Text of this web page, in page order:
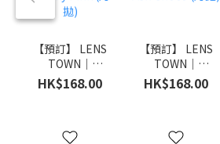
【預訂】 LENS
TOWN｜
Romantea
Smoky Pink
HK$168.00
【預訂】 LENS
TOWN｜
Romantea
Betty Ash
HK$168.00